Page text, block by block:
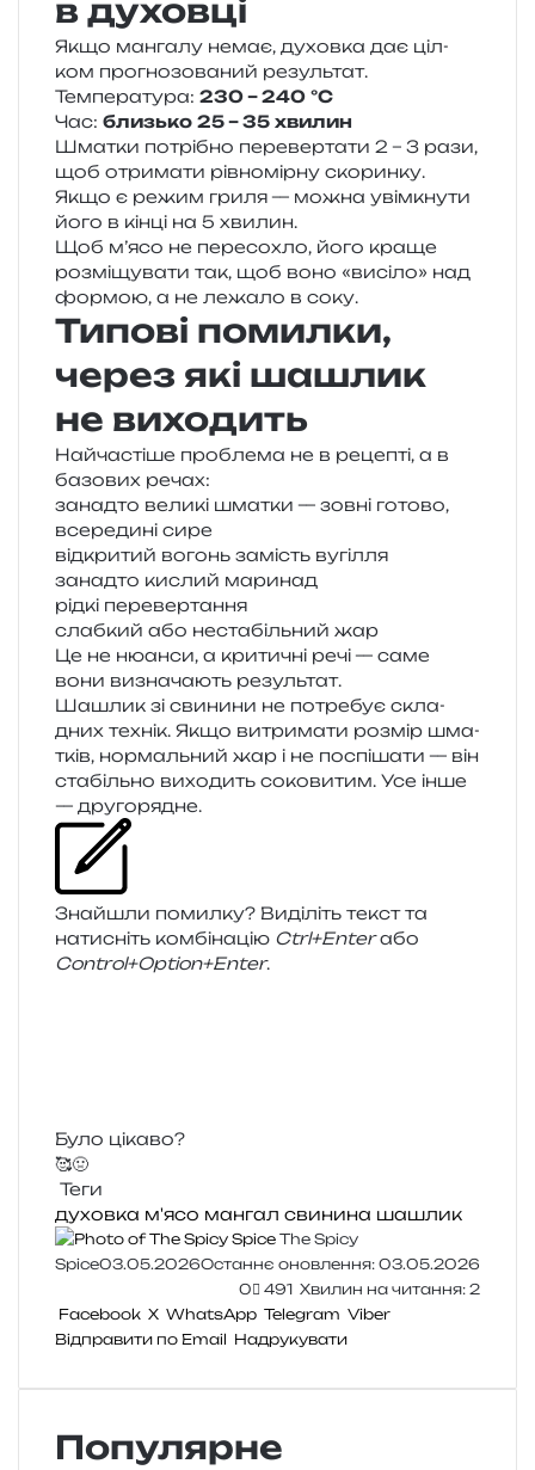
в духовці
Якщо ман­га­лу немає, духов­ка дає ціл­
ком про­гно­зо­ва­ний результат.
Температура: 230 – 240 °C
Час: близь­ко 25 – 35 хвилин
Шматки потрі­бно пере­вер­та­ти 2 – 3 рази,
щоб отри­ма­ти рів­но­мір­ну ско­рин­ку.
Якщо є режим гриля — можна уві­мкну­ти
його в кінці на 5 хвилин.
Щоб м’ясо не пере­со­хло, його краще
роз­мі­щу­ва­ти так, щоб воно «висі­ло» над
фор­мою, а не лежа­ло в соку.
Типові помилки,
через які шашлик
не виходить
Найчастіше про­бле­ма не в реце­пті, а в
базо­вих речах:
занад­то вели­кі шма­тки — зовні гото­во,
все­ре­ди­ні сире
від­кри­тий вогонь замість вугілля
занад­то кислий маринад
рідкі пере­вер­та­н­ня
слаб­кий або неста­біль­ний жар
Це не нюан­си, а кри­ти­чні речі — саме
вони визна­ча­ють результат.
Шашлик зі сви­ни­ни не потре­бує скла­
дних технік. Якщо витри­ма­ти роз­мір шма­
тків, нор­маль­ний жар і не поспі­ша­ти — він
ста­біль­но вихо­дить соко­ви­тим. Усе інше
— другорядне.
Знайшли помил­ку? Виділіть текст та
нати­сніть ком­бі­на­цію Ctrl+Enterабо
Control+Option+Enter.
Було цікаво?
🥰🤢
Теги
духовка м'ясо мангал свинина шашлик
The Spicy
Spice03.05.2026Останнє оновлення: 03.05.2026
0
491 Хвилин на читання: 2
Facebook X WhatsApp Telegram Viber
Відправити по Email Надрукувати
Популярне